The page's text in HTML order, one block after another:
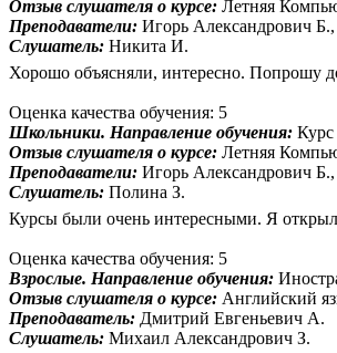
Отзыв слушателя о курсе: Летняя
Преподаватели: Игорь Александрович
Слушатель: Никита И.
Хорошо объясняли, интересно. Попрошу
Оценка качества обучения: 5
Школьники. Направление обучения: Курс
Отзыв слушателя о курсе: Летняя
Преподаватели: Игорь Александрович
Слушатель: Полина З.
Курсы были очень интересными. Я
Оценка качества обучения: 5
Взрослые. Направление обучения:
Отзыв слушателя о курсе: Английский
Преподаватель: Дмитрий Евгеньевич А.
Слушатель: Михаил Александрович З.